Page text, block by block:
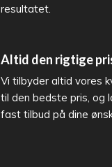
resultatet.
Altid den rigtige
Vi tilbyder altid vores
til den bedste pris, og
fast tilbud på dine